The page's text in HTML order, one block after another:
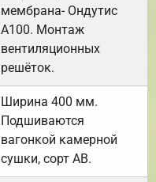
мембрана- Ондутис
А100. Монтаж
вентиляционных
решёток.
Ширина 400 мм.
Подшиваются
вагонкой камерной
сушки, сорт АВ.